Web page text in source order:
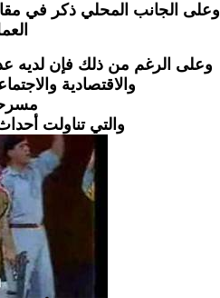
وعلى الجانب المحلي ذكر في مقابلة مع قناة الحرة
وعلى الرغم من ذلك فإن لديه
والاقتصادية
والتي تناولت